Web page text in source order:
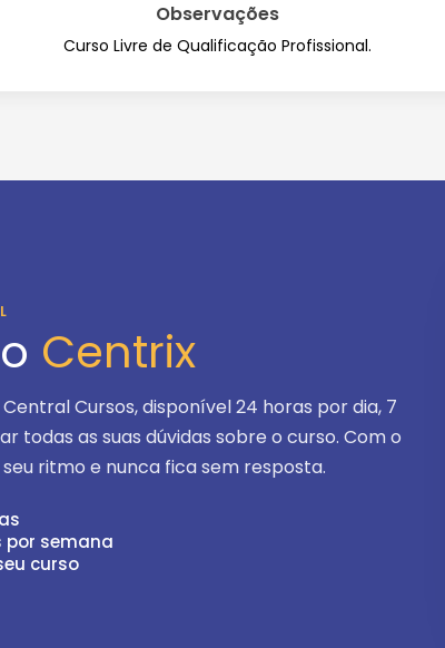
Observações
Curso Livre de Qualificação Profissional.
Centrix
Cursos, disponível24 horas por dia, 7
todas as suas dúvidas sobre o curso. Com o
ritmo e nunca fica sem resposta.
por semana
curso